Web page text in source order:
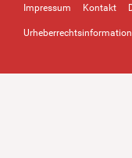
Impressum Kontakt